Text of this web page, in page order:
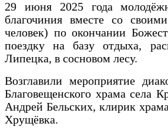
29 июня 2025 года
благочиния вместе со
человек) по окончании
поездку на базу отдыха,
Липецка, в сосновом лесу.
Возглавили мероприятие
Благовещенского храма села
Андрей Бельских, клирик
Хрущёвка.